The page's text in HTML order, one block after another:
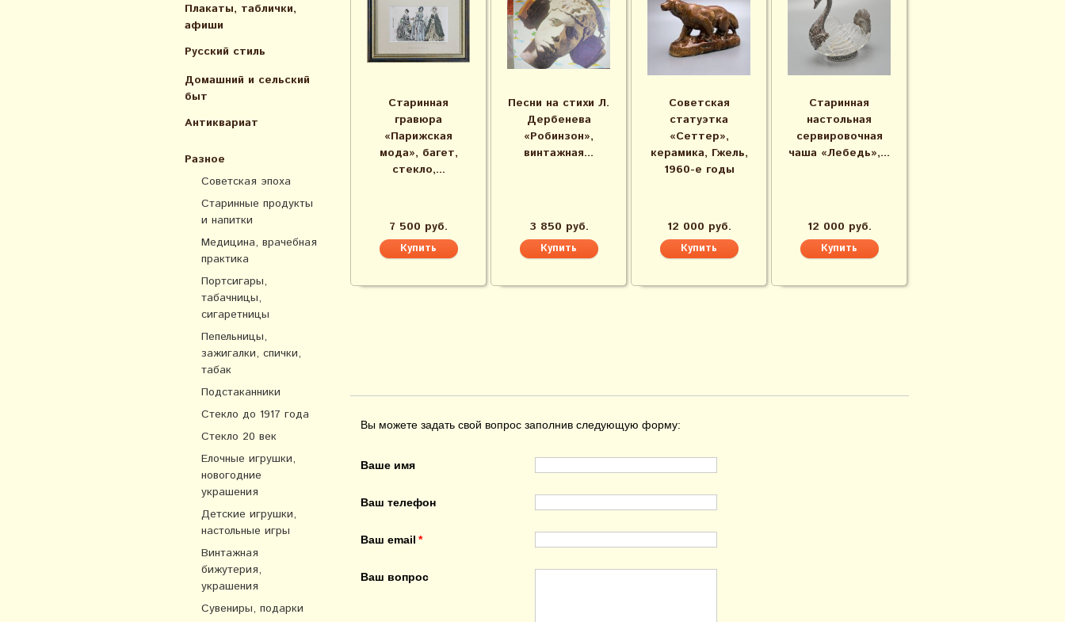
Плакаты, таблички,
афиши
Русский стиль
Домашний и сельский
быт
Антиквариат
Разное
Советская эпоха
Старинные продукты
и напитки
Медицина, врачебная
практика
Портсигары,
табачницы,
сигаретницы
Пепельницы,
зажигалки, спички,
табак
Подстаканники
Стекло до 1917 года
Стекло 20 век
Елочные игрушки,
новогодние
украшения
Детские игрушки,
настольные игры
Винтажная
бижутерия,
украшения
Сувениры, подарки
Старинная
гравюра
«Парижская
мода», багет,
стекло,...
7 500 руб.
Песни на стихи Л.
Дербенева
«Робинзон»,
винтажная...
3 850 руб.
Советская
статуэтка
«Сеттер»,
керамика, Гжель,
1960-е годы
12 000 руб.
Старинная
настольная
сервировочная
чаша «Лебедь»,...
12 000 руб.
Вы можете задать свой вопрос заполнив следующую форму:
Ваше имя
Ваш телефон
Ваш email
Ваш вопрос